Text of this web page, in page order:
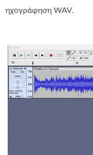
ηχογράφηση WAV.